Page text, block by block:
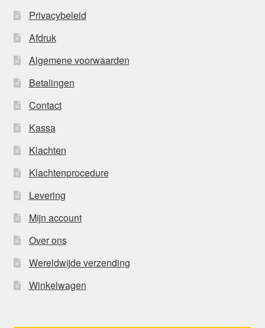
Privacybeleid
Afdruk
Algemene voorwaarden
Betalingen
Contact
Kassa
Klachten
Klachtenprocedure
Levering
Mijn account
Over ons
Wereldwijde verzending
Winkelwagen